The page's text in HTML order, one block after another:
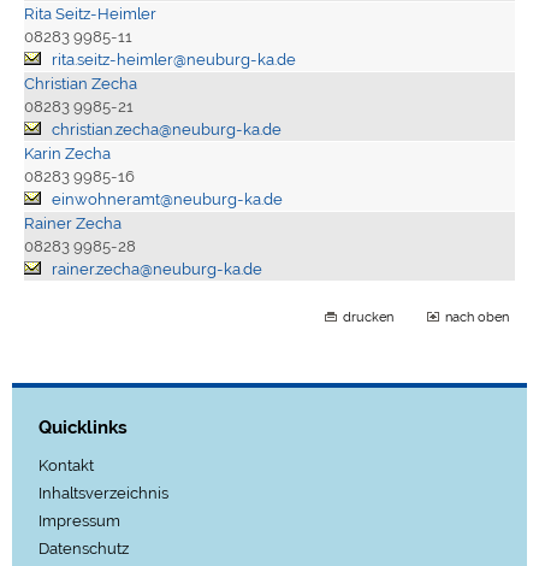
Rita Seitz-Heimler
08283 9985-11
rita.seitz-heimler@neuburg-ka.de
Christian Zecha
08283 9985-21
christian.zecha@neuburg-ka.de
Karin Zecha
08283 9985-16
einwohneramt@neuburg-ka.de
Rainer Zecha
08283 9985-28
rainer.zecha@neuburg-ka.de
drucken nach oben
Quicklinks
Kontakt
Inhaltsverzeichnis
Impressum
Datenschutz